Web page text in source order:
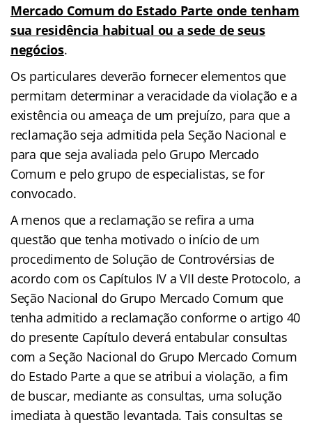
Mercado Comum do Estado Parte onde tenham
sua residência habitual ou a sede de seus
negócios.
Os particulares deverão fornecer elementos que
permitam determinar a veracidade da violação e a
existência ou ameaça de um prejuízo, para que a
reclamação seja admitida pela Seção Nacional e
para que seja avaliada pelo Grupo Mercado
Comum e pelo grupo de especialistas, se for
convocado.
A menos que a reclamação se refira a uma
questão que tenha motivado o início de um
procedimento de Solução de Controvérsias de
acordo com os Capítulos IV a VII deste Protocolo, a
Seção Nacional do Grupo Mercado Comum que
tenha admitido a reclamação conforme o artigo 40
do presente Capítulo deverá entabular consultas
com a Seção Nacional do Grupo Mercado Comum
do Estado Parte a que se atribui a violação, a fim
de buscar, mediante as consultas, uma solução
imediata à questão levantada. Tais consultas se